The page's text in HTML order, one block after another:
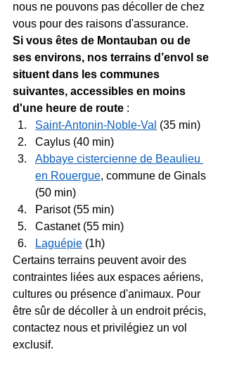
nous ne pouvons pas décoller de chez
vous pour des raisons d'assurance.
Si vous êtes de Montauban ou de
ses environs, nos terrains d’envol se
situent dans les communes
suivantes, accessibles en moins
d'une heure de route :
Saint-Antonin-Noble-Val (35 min)
Caylus (40 min)
Abbaye cistercienne de Beaulieu
en Rouergue, commune de Ginals
(50 min)
Parisot (55 min)
Castanet (55 min)
Laguépie (1h)
Certains terrains peuvent avoir des
contraintes liées aux espaces aériens,
cultures ou présence d'animaux. Pour
être sûr de décoller à un endroit précis,
contactez nous et privilégiez un vol
exclusif.